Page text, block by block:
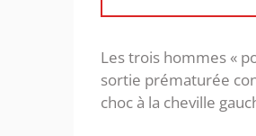
Les trois hommes «
sortie prématurée
choc à la cheville